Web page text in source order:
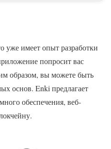
уже имеет опыт разработки
попросит вас
образом, вы можете быть
основ. Enki предлагает
обеспечения, веб-